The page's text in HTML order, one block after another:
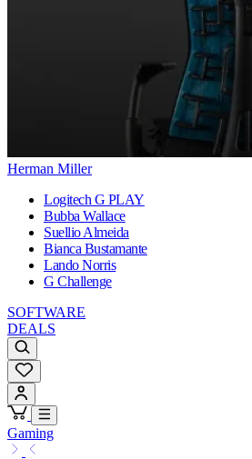
Herman Miller
Logitech G PLAY
Bubba Wallace
Suellio Almeida
Bianca Bustamante
Lando Norris
G Challenge
SOFTWARE
DEALS
Gaming